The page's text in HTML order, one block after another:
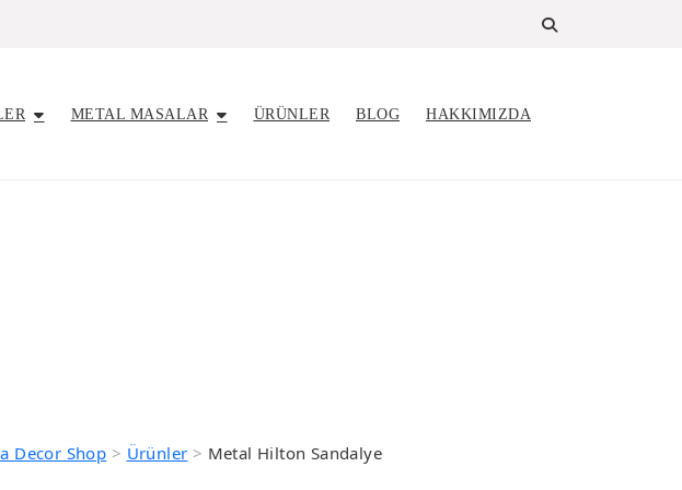
METAL MASALAR ÜRÜNLER BLOG HAKKIMIZDA
Decor Shop > Ürünler > Metal Hilton Sandalye